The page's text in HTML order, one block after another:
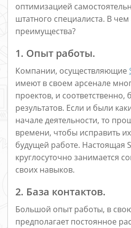
оптимизацией
штатного специалиста. В
преимущества?
1. Опыт работы.
Компании, осуществляющие
имеют в своем арсенале
проектов, и соответственно,
результатов. Если и были
начале деятельности, то
времени, чтобы исправить
будущей работе. Настоящая
круглосуточно занимается
своих навыков.
2. База контактов.
Большой опыт работы, в
предполагает постоянное